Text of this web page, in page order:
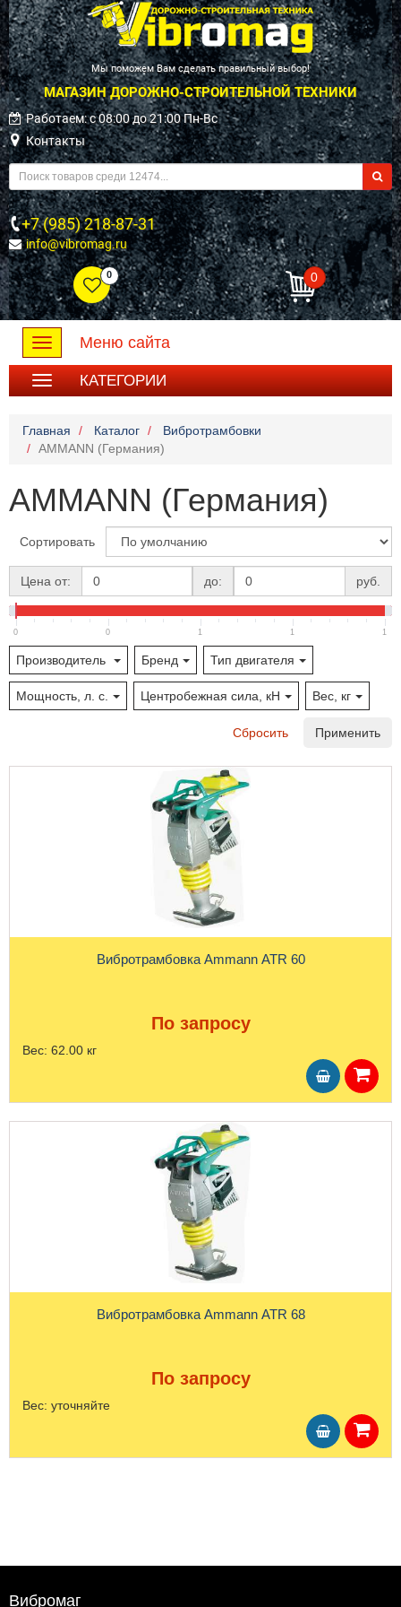
Мы поможем Вам сделать правильный выбор!
МАГАЗИН ДОРОЖНО-СТРОИТЕЛЬНОЙ ТЕХНИКИ
Работаем: c 08:00 до 21:00 Пн-Вс
Контакты
+7 (985) 218-87-31
info@vibromag.ru
0 0
Toggle
navigation
Меню сайта
КАТЕГОРИИ
Главная Каталог
Вибротрамбовки
AMMANN (Германия)
AMMANN (Германия)
Сортировать
Цена от: до: руб.
0 0 1 1 1
Производитель Бренд Тип двигателя
Мощность, л. с. Центробежная сила, кН Вес, кг
Сбросить Применить
Вибротрамбовка Ammann ATR 60
По запросу
Вес: 62.00 кг
Вибротрамбовка Ammann ATR 68
По запросу
Вес: уточняйте
Вибромаг